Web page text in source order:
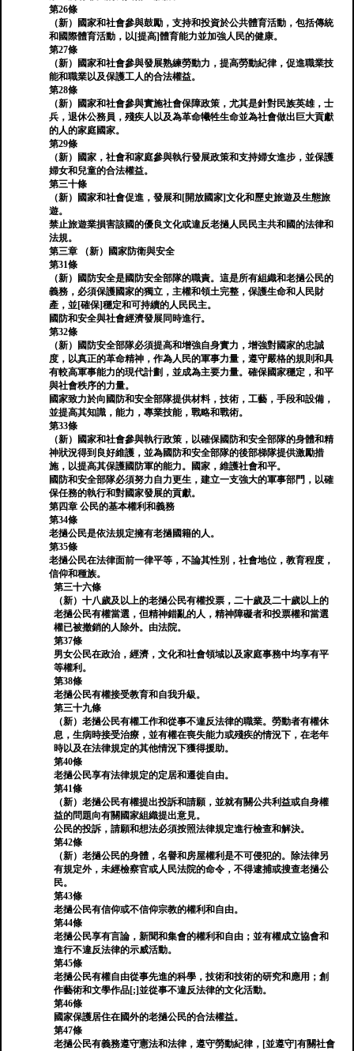
第26條
（新）國家和社會參與鼓勵，支持和投資於公共體育活動，包括傳統
和國際體育活動，以[提高]體育能力並加強人民的健康。
第27條
（新）國家和社會參與發展熟練勞動力，提高勞動紀律，促進職業技
能和職業以及保護工人的合法權益。
第28條
（新）國家和社會參與實施社會保障政策，尤其是針對民族英雄，士
兵，退休公務員，殘疾人以及為革命犧牲生命並為社會做出巨大貢獻
的人的家庭國家。
第29條
（新）國家，社會和家庭參與執行發展政策和支持婦女進步，並保護
婦女和兒童的合法權益。
第三十條
（新）國家和社會促進，發展和[開放國家]文化和歷史旅遊及生態旅
遊。
禁止旅遊業損害該國的優良文化或違反老撾人民民主共和國的法律和
法規。
第三章 （新）國家防衛與安全
第31條
（新）國防安全是國防安全部隊的職責。這是所有組織和老撾公民的
義務，必須保護國家的獨立，主權和領土完整，保護生命和人民財
產，並[確保]穩定和可持續的人民民主。
國防和安全與社會經濟發展同時進行。
第32條
（新）國防安全部隊必須提高和增強自身實力，增強對國家的忠誠
度，以真正的革命精神，作為人民的軍事力量，遵守嚴格的規則和具
有較高軍事能力的現代計劃，並成為主要力量。確保國家穩定，和平
與社會秩序的力量。
國家致力於向國防和安全部隊提供材料，技術，工藝，手段和設備，
並提高其知識，能力，專業技能，戰略和戰術。
第33條
（新）國家和社會參與執行政策，以確保國防和安全部隊的身體和精
神狀況得到良好維護，並為國防和安全部隊的後部梯隊提供激勵措
施，以提高其保護國防軍的能力。國家，維護社會和平。
國防和安全部隊必須努力自力更生，建立一支強大的軍事部門，以確
保任務的執行和對國家發展的貢獻。
第四章 公民的基本權利和義務
第34條
老撾公民是依法規定擁有老撾國籍的人。
第35條
老撾公民在法律面前一律平等，不論其性別，社會地位，教育程度，
信仰和種族。
第三十六條
（新）十八歲及以上的老撾公民有權投票，二十歲及二十歲以上的
老撾公民有權當選，但精神錯亂的人，精神障礙者和投票權和當選
權已被撤銷的人除外。由法院。
第37條
男女公民在政治，經濟，文化和社會領域以及家庭事務中均享有平
等權利。
第38條
老撾公民有權接受教育和自我升級。
第三十九條
（新）老撾公民有權工作和從事不違反法律的職業。勞動者有權休
息，生病時接受治療，並有權在喪失能力或殘疾的情況下，在老年
時以及在法律規定的其他情況下獲得援助。
第40條
老撾公民享有法律規定的定居和遷徙自由。
第41條
（新）老撾公民有權提出投訴和請願，並就有關公共利益或自身權
益的問題向有關國家組織提出意見。
公民的投訴，請願和想法必須按照法律規定進行檢查和解決。
第42條
（新）老撾公民的身體，名譽和房屋權利是不可侵犯的。除法律另
有規定外，未經檢察官或人民法院的命令，不得逮捕或搜查老撾公
民。
第43條
老撾公民有信仰或不信仰宗教的權利和自由。
第44條
老撾公民享有言論，新聞和集會的權利和自由；並有權成立協會和
進行不違反法律的示威活動。
第45條
老撾公民有權自由從事先進的科學，技術和技術的研究和應用；創
作藝術和文學作品[;]並從事不違反法律的文化活動。
第46條
國家保護居住在國外的老撾公民的合法權益。
第47條
老撾公民有義務遵守憲法和法律，遵守勞動紀律，[並遵守]有關社會